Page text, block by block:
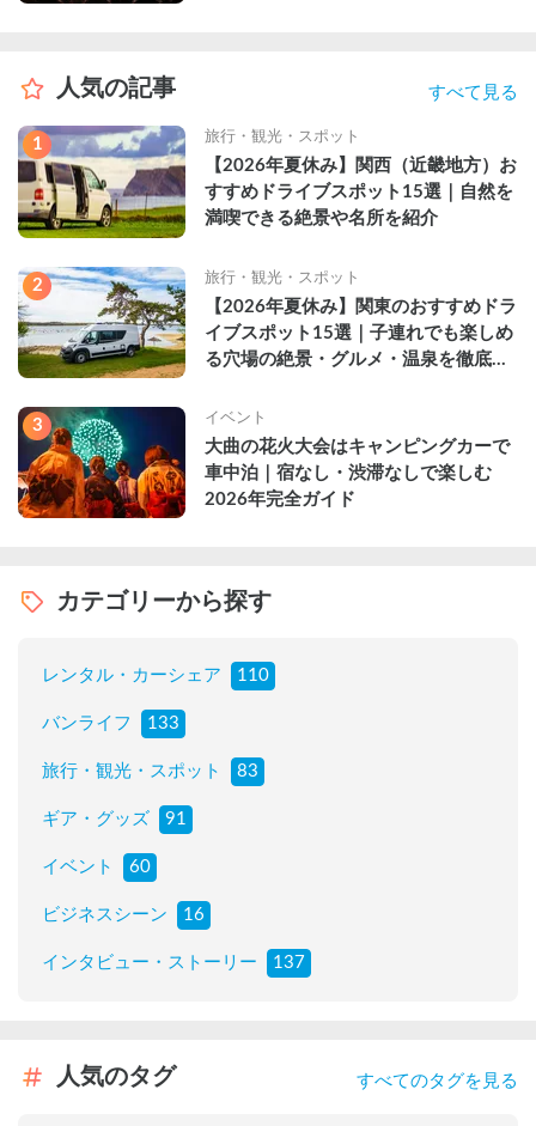
人気の記事 すべて見る
1 旅行・観光・スポット
【2026年夏休み】関西（近畿地方）お
すすめドライブスポット15選｜自然を
満喫できる絶景や名所を紹介
2 旅行・観光・スポット
【2026年夏休み】関東のおすすめドラ
イブスポット15選｜子連れでも楽しめ
る穴場の絶景・グルメ・温泉を徹底解
3 イベント
大曲の花火大会はキャンピングカーで
車中泊｜宿なし・渋滞なしで楽しむ
2026年完全ガイド
カテゴリーから探す
レンタル・カーシェア 110
バンライフ 133
旅行・観光・スポット 83
ギア・グッズ 91
イベント 60
ビジネスシーン 16
インタビュー・ストーリー 137
人気のタグ すべてのタグを見る